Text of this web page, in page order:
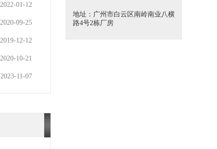
2022-01-12
2020-09-25
2019-12-12
2020-10-21
2023-11-07
地址：广州市白云区南岭南业八横
路4号2栋厂房